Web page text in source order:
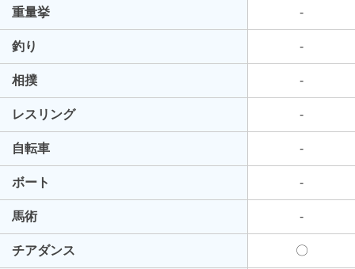
重量挙 -
釣り -
相撲 -
レスリング -
自転車 -
ボート -
馬術 -
チアダンス 〇